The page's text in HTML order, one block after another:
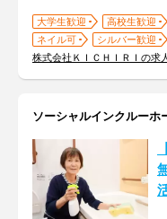
大学生歓迎 高校生歓迎
ネイル可
シルバー歓迎
株式会社ＫＩＣＨＩＲＩの求
ソーシャルインクルーホ